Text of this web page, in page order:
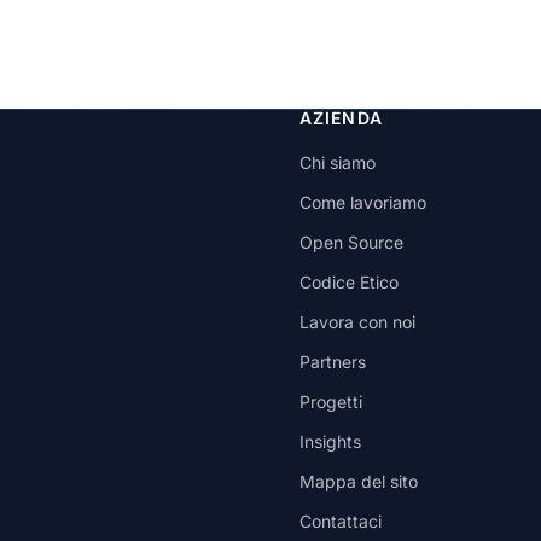
AZIENDA
Chi siamo
Come lavoriamo
Open Source
Codice Etico
Lavora con noi
Partners
Progetti
Insights
Mappa del sito
Contattaci